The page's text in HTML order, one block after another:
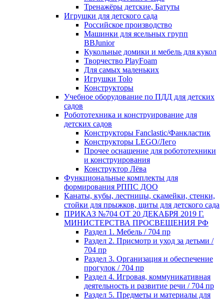
Тренажёры детские, Батуты
Игрушки для детского сада
Российское производство
Машинки для ясельных групп
BBJunior
Кукольные домики и мебель для кукол
Творчество PlayFoam
Для самых маленьких
Игрушки Tolo
Конструкторы
Учебное оборудование по ПДД для детских
садов
Робототехника и конструирование для
детских садов
Конструкторы Fanclastic/Фанкластик
Конструкторы LEGO/Лего
Прочее оснащение для робототехники
и конструирования
Конструктор Лёва
Функциональные комплекты для
формирования РППС ДОО
Канаты, кубы, лестницы, скамейки, стенки,
стойки для прыжков, щиты для детского сада
ПРИКАЗ №704 ОТ 20 ДЕКАБРЯ 2019 Г.
МИНИСТЕРСТВА ПРОСВЕЩЕНИЯ РФ
Раздел 1. Мебель / 704 пр
Раздел 2. Присмотр и уход за детьми /
704 пр
Раздел 3. Организация и обеспечение
прогулок / 704 пр
Раздел 4. Игровая, коммуникативная
деятельность и развитие речи / 704 пр
Раздел 5. Предметы и материалы для